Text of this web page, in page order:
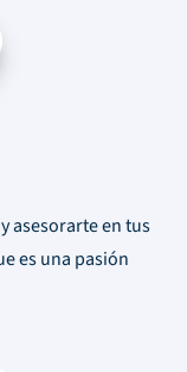
asesorarte en tus
es una pasión